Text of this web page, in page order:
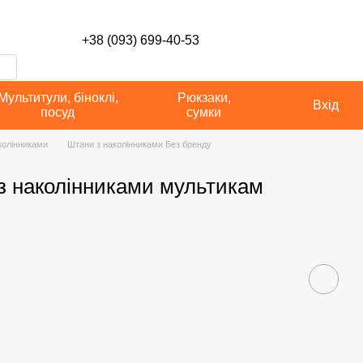
+38 (093) 699-40-53
Мультитули, біноклі,
посуд
Рюкзаки,
сумки
Вхід
Штани з наколінниками Без бренду
наколінниками мультикам